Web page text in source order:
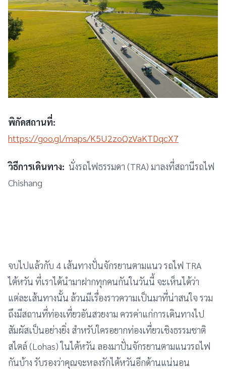
พิกัดสถานที่:
https://goo.gl/maps/K5U2zoQzVaKTDqcX7
วิธีการเดินทาง: นั่งรถไฟธรรมดา (TRA) มาลงที่สถานีรถไฟ
Chishang
จบไปแล้วกับ 4 เส้นทางปั่นจักรยานตามแนว รถไฟ TRA
ไต้หวัน ที่เราได้นำมาฝากทุกคนกันในวันนี้ จะเห็นได้ว่า
แต่ละเส้นทางนั้น ล้วนมีเรื่องราวความเป็นมาที่น่าสนใจ รวม
ถึงมีสถานที่ท่องเที่ยวอันสวยงาม ควรค่าแก่การเดินทางไป
สัมผัสเป็นอย่างยิ่ง สำหรับใครอยากท่องเที่ยวเชิงธรรมชาติ
สไตล์ (Lohas) ในไต้หวัน ลองมาปั่นจักรยานตามแนวรถไฟ
กันบ้าง รับรองว่าคุณจะหลงรักไต้หวันอีกด้านแน่นอน